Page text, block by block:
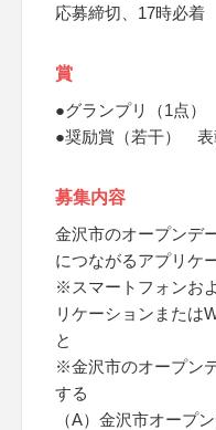
応募締切、17時必着
賞
●グランプリ（1点
●奨励賞（若干） 表
募集内容
金沢市のオープンデ
につながるアプリケ
※スマートフォンお
リケーションまたは
と
※金沢市のオープン
する
（A）金沢市オープ